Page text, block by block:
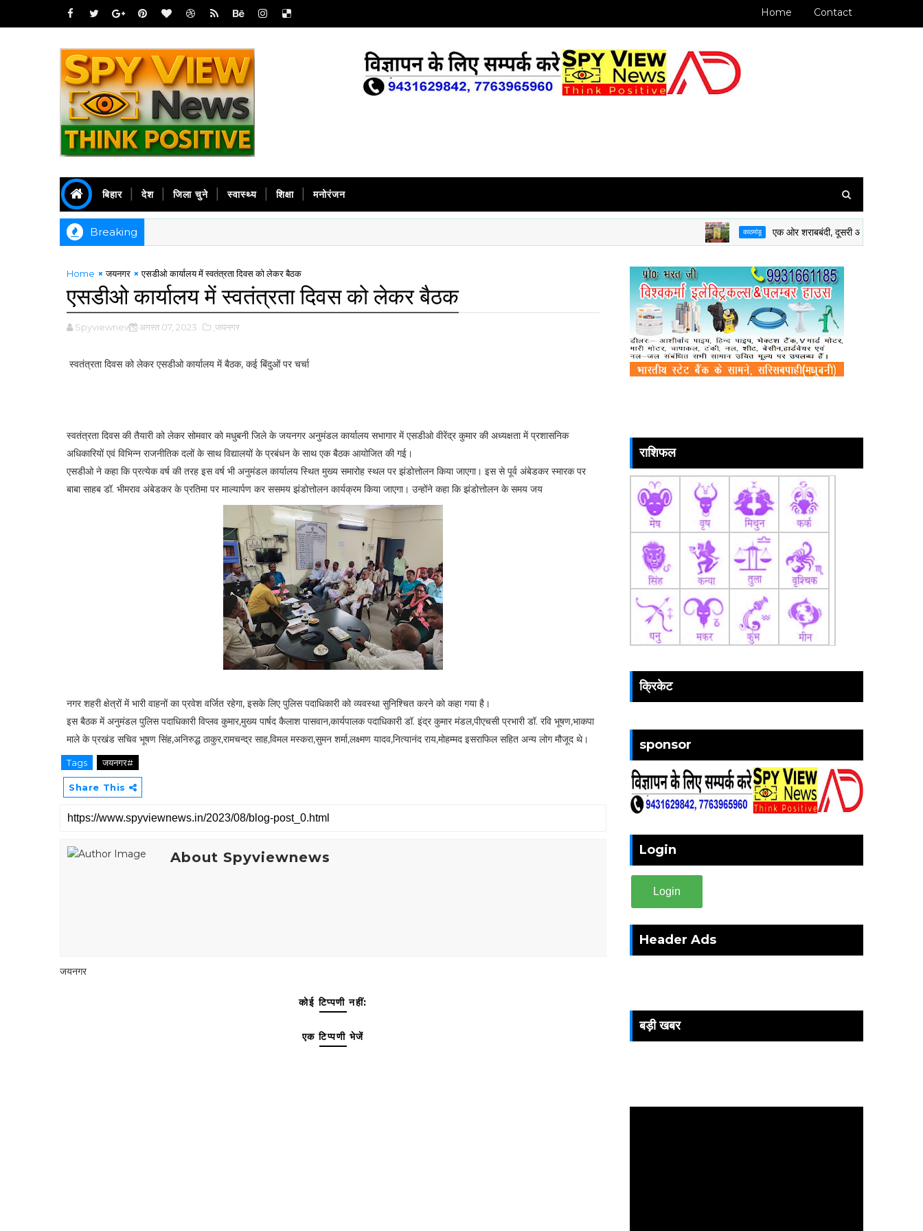
Home Contact
बिहार देश जिला चुने स्वास्थ्य शिक्षा मनोरंजन
Breaking काठमांडू एक ओर शराबबंदी, दूसरी ओर सीमा पार मेडिकल
Home जयनगर एसडीओ कार्यालय में स्वतंत्रता दिवस को लेकर बैठक
एसडीओ कार्यालय में स्वतंत्रता दिवस को लेकर बैठक
Spyviewnews अगस्त 07, 2023 ,जयनगर
स्वतंत्रता दिवस को लेकर एसडीओ कार्यालय में बैठक, कई बिंदुओं पर चर्चा
स्वतंत्रता दिवस की तैयारी को लेकर सोमवार को मधुबनी जिले के जयनगर अनुमंडल कार्यालय सभागार में एसडीओ वीरेंद्र कुमार की अध्यक्षता में प्रशासनिक
अधिकारियों एवं विभिन्न राजनीतिक दलों के साथ विद्यालयों के प्रबंधन के साथ एक बैठक आयोजित की गई।
एसडीओ ने कहा कि प्रत्येक वर्ष की तरह इस वर्ष भी अनुमंडल कार्यालय स्थित मुख्य समारोह स्थल पर झंडोत्तोलन किया जाएगा। इस से पूर्व अंबेडकर स्मारक पर
बाबा साहब डॉ. भीमराव अंबेडकर के प्रतिमा पर माल्यार्पण कर ससमय झंडोत्तोलन कार्यक्रम किया जाएगा। उन्होंने कहा कि झंडोत्तोलन के समय जय
नगर शहरी क्षेत्रों में भारी वाहनों का प्रवेश वर्जित रहेगा, इसके लिए पुलिस पदाधिकारी को व्यवस्था सुनिश्चित करने को कहा गया है।
इस बैठक में अनुमंडल पुलिस पदाधिकारी विप्लव कुमार,मुख्य पार्षद कैलाश पासवान,कार्यपालक पदाधिकारी डॉ. इंद्र कुमार मंडल,पीएचसी प्रभारी डॉ. रवि भूषण,भाकपा
माले के प्रखंड सचिव भूषण सिंह,अनिरुद्ध ठाकुर,रामचन्द्र साह,विमल मस्करा,सुमन शर्मा,लक्ष्मण यादव,नित्यानंद राय,मोहम्मद इसराफिल सहित अन्य लोग मौजूद थे।
Tags जयनगर#
Share This
About Spyviewnews
जयनगर
कोई टिप्पणी नहीं:
एक टिप्पणी भेजें
राशिफल
क्रिकेट
sponsor
Login
Login
Header Ads
बड़ी खबर